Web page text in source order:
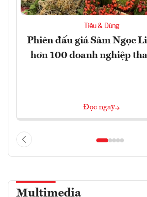
Tiêu & Dùng
Phiên đấu giá Sâm Ngọc
hơn 100 doanh nghiệp
Đọc ngay
Multimedia